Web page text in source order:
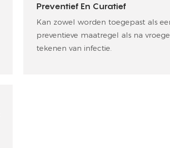
Preventief En Curatief
Kan zowel worden toegepast als
preventieve maatregel als na vroege
tekenen van infectie.